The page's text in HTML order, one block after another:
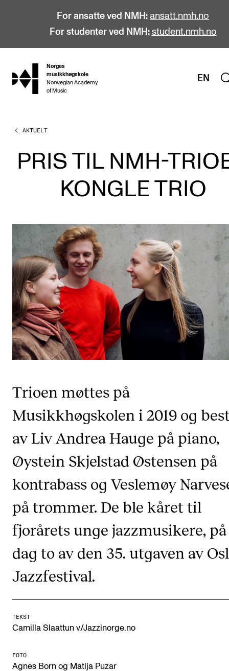
For ansatte ved NMH: ansatt.nmh.no
For studenter ved NMH: student.nmh.no
hjem
Norges
musikkhøgskole
Norwegian Academy
of Music
EN
STUDIER
Alle studier
Bachelor
Årsstudium og videreutdanning
Etterutdanning og kurs
Talentutvikling
STUDENTLIV
Søknad og opptak
Biblioteket
Fagmiljøer
Studentutvalet SUT (student.nmh.no)
CERM
CREMAH
NordART
Prosjekter
INTERNASJONALT
Utveksling
Nettverk
AKTUELT
PRIS TIL NMH-
KONGLE TRIO
Trioen møttes på
Musikkhøgskolen i 2019 og
av Liv Andrea Hauge på piano,
Øystein Skjelstad Østensen på
kontrabass og Veslemøy
på trommer. De ble kåret til
fjorårets unge jazzmusikere, på
dag to av den 35. utgaven av
Jazzfestival.
TEKST
Camilla Slaattun v/Jazzinorge.no
FOTO
Agnes Born og Matija Puzar